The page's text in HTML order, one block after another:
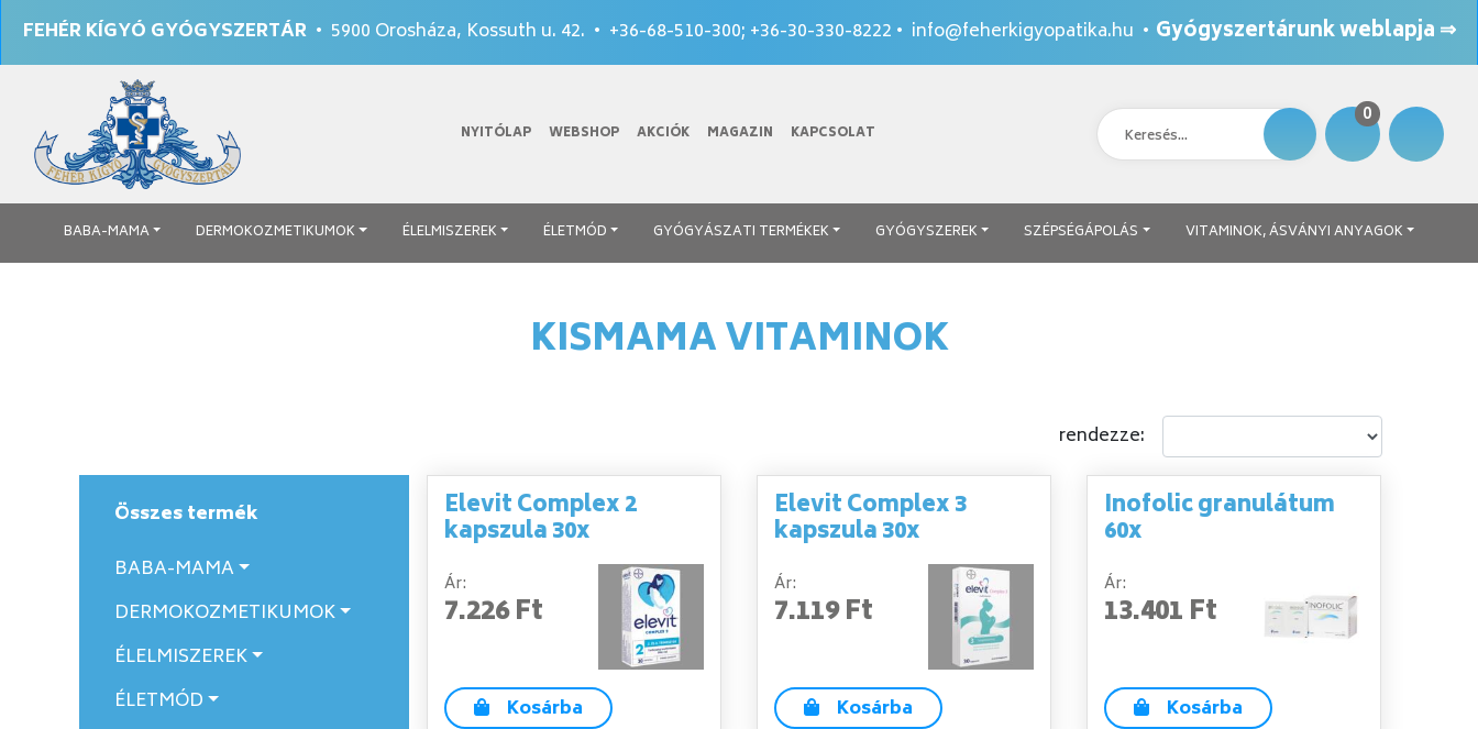
FEHÉR KÍGYÓ GYÓGYSZERTÁR• 5900 Orosháza, Kossuth u. 42. • +36-68-510-300; +36-30-330-8222 • info@feherkigyopatika.hu • Gyógyszertárunk weblapja ⇒
NYITÓLAP WEBSHOP AKCIÓK MAGAZIN KAPCSOLAT
0
BABA-MAMA DERMOKOZMETIKUMOK ÉLELMISZEREK ÉLETMÓD GYÓGYÁSZATI TERMÉKEK GYÓGYSZEREK SZÉPSÉGÁPOLÁS VITAMINOK, ÁSVÁNYI ANYAGOK
KISMAMA VITAMINOK
rendezze:
Összes termék
BABA-MAMA
DERMOKOZMETIKUMOK
ÉLELMISZEREK
ÉLETMÓD
Elevit Complex 2
kapszula 30x
Ár:
7.226 Ft
Kosárba
Elevit Complex 3
kapszula 30x
Ár:
7.119 Ft
Kosárba
Inofolic granulátum
60x
Ár:
13.401 Ft
Kosárba